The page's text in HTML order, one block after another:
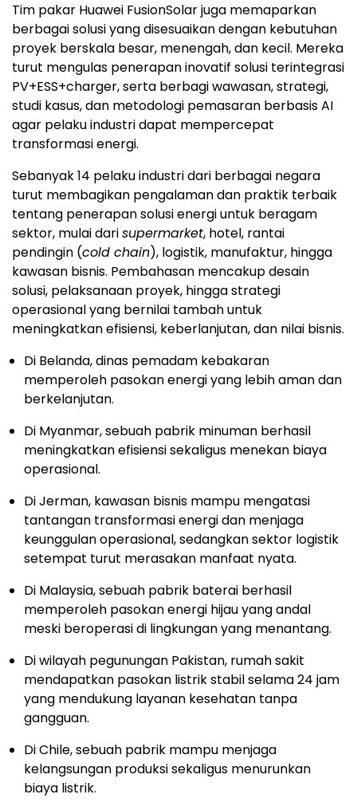
Tim pakar Huawei FusionSolar juga memaparkan
berbagai solusi yang disesuaikan dengan kebutuhan
proyek berskala besar, menengah, dan kecil. Mereka
turut mengulas penerapan inovatif solusi terintegrasi
PV+ESS+charger, serta berbagi wawasan, strategi,
studi kasus, dan metodologi pemasaran berbasis AI
agar pelaku industri dapat mempercepat
transformasi energi.
Sebanyak 14 pelaku industri dari berbagai negara
turut membagikan pengalaman dan praktik terbaik
tentang penerapan solusi energi untuk beragam
sektor, mulai darisupermarket, hotel, rantai
pendingin (cold chain), logistik, manufaktur, hingga
kawasan bisnis. Pembahasan mencakup desain
solusi, pelaksanaan proyek, hingga strategi
operasional yang bernilai tambah untuk
meningkatkan efisiensi, keberlanjutan, dan nilai bisnis.
Di Belanda, dinas pemadam kebakaran
memperoleh pasokan energi yang lebih aman dan
berkelanjutan.
Di Myanmar, sebuah pabrik minuman berhasil
meningkatkan efisiensi sekaligus menekan biaya
operasional.
Di Jerman, kawasan bisnis mampu mengatasi
tantangan transformasi energi dan menjaga
keunggulan operasional, sedangkan sektor logistik
setempat turut merasakan manfaat nyata.
Di Malaysia, sebuah pabrik baterai berhasil
memperoleh pasokan energi hijau yang andal
meski beroperasi di lingkungan yang menantang.
Di wilayah pegunungan Pakistan, rumah sakit
mendapatkan pasokan listrik stabil selama 24 jam
yang mendukung layanan kesehatan tanpa
gangguan.
Di Chile, sebuah pabrik mampu menjaga
kelangsungan produksi sekaligus menurunkan
biaya listrik.